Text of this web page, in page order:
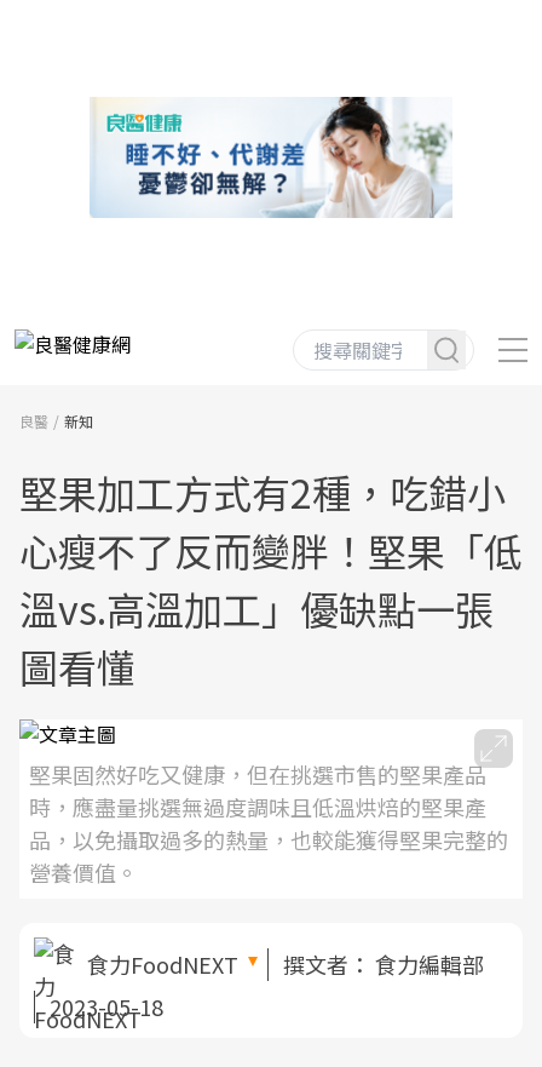
良醫 新知
堅果加工方式有2種，吃錯小
心瘦不了反而變胖！堅果「低
溫vs.高溫加工」優缺點一張
圖看懂
堅果固然好吃又健康，但在挑選市售的堅果產品
時，應盡量挑選無過度調味且低溫烘焙的堅果產
品，以免攝取過多的熱量，也較能獲得堅果完整的
營養價值。
食力FoodNEXT 撰文者： 食力編輯部
2023-05-18